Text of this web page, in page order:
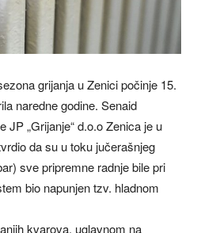
grijanja u Zenici počinje 15.
naredne godine. Senaid
„Grijanje“ d.o.o Zenica je u
da su u toku jučerašnjeg
sve pripremne radnje bile pri
bio napunjen tzv. hladnom
kvarova, uglavnom na